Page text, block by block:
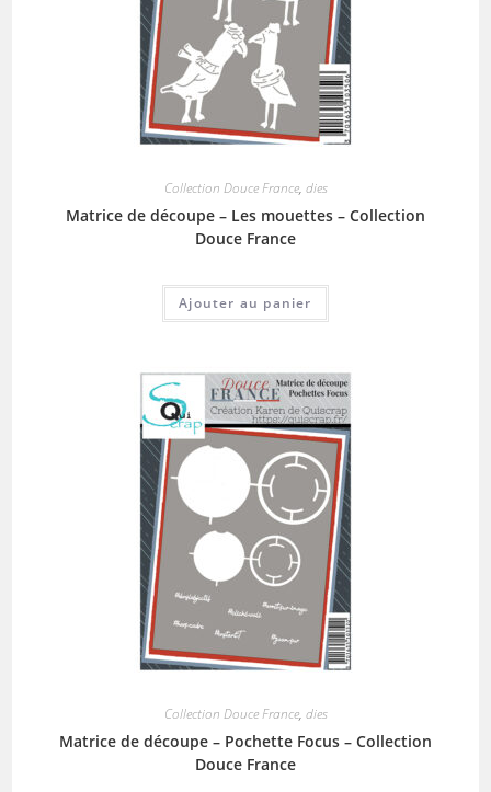
Collection Douce France, dies
Matrice de découpe – Les mouettes – Collection
Douce France
Ajouter au panier
Collection Douce France, dies
Matrice de découpe – Pochette Focus – Collection
Douce France